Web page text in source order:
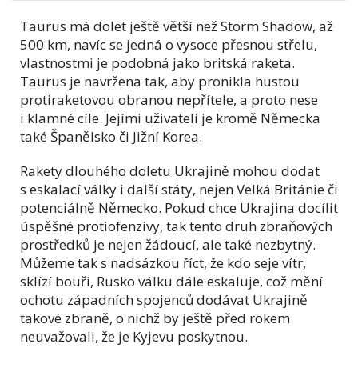
Taurus má dolet ještě větší než Storm Shadow, až
500 km, navíc se jedná o vysoce přesnou střelu,
vlastnostmi je podobná jako britská raketa.
Taurus je navržena tak, aby pronikla hustou
protiraketovou obranou nepřítele, a proto nese
i klamné cíle. Jejími uživateli je kromě Německa
také Španělsko či Jižní Korea.
Rakety dlouhého doletu Ukrajině mohou dodat
s eskalací války i další státy, nejen Velká Británie či
potenciálně Německo. Pokud chce Ukrajina docílit
úspěšné protiofenzivy, tak tento druh zbraňových
prostředků je nejen žádoucí, ale také nezbytný.
Můžeme tak s nadsázkou říct, že kdo seje vítr,
sklízí bouři, Rusko válku dále eskaluje, což mění
ochotu západních spojenců dodávat Ukrajině
takové zbraně, o nichž by ještě před rokem
neuvažovali, že je Kyjevu poskytnou.